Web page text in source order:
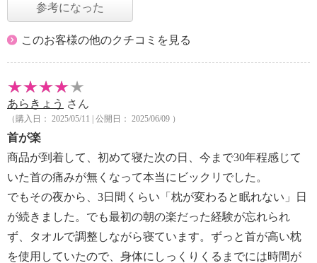
参考になった
このお客様の他のクチコミを見る
あらきょう さん
（購入日： 2025/05/11 | 公開日： 2025/06/09 ）
首が楽
商品が到着して、初めて寝た次の日、今まで30年程感じて
いた首の痛みが無くなって本当にビックリでした。
でもその夜から、3日間くらい「枕が変わると眠れない」日
が続きました。でも最初の朝の楽だった経験が忘れられ
ず、タオルで調整しながら寝ています。ずっと首が高い枕
を使用していたので、身体にしっくりくるまでには時間が